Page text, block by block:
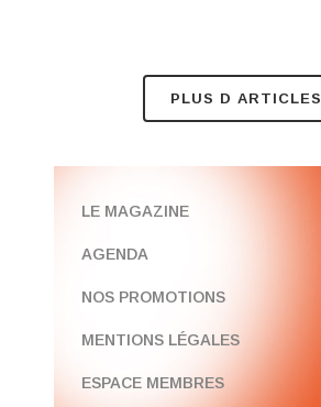
PLUS D ARTICLES
LE MAGAZINE
AGENDA
NOS PROMOTIONS
MENTIONS LÉGALES
ESPACE MEMBRES